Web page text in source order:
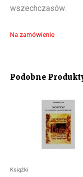
wszechczasów.
Na zamówienie
Podobne
Książki